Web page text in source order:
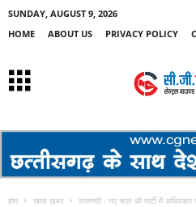
SUNDAY, AUGUST 9, 2026
HOME
ABOUT US PRIVACY POLICY
होम खास ख़बर वाराणसी : नए साल की पार्टी में अधिवक्ता